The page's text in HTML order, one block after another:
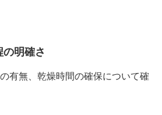
明確さ
有無、乾燥時間の確保について確